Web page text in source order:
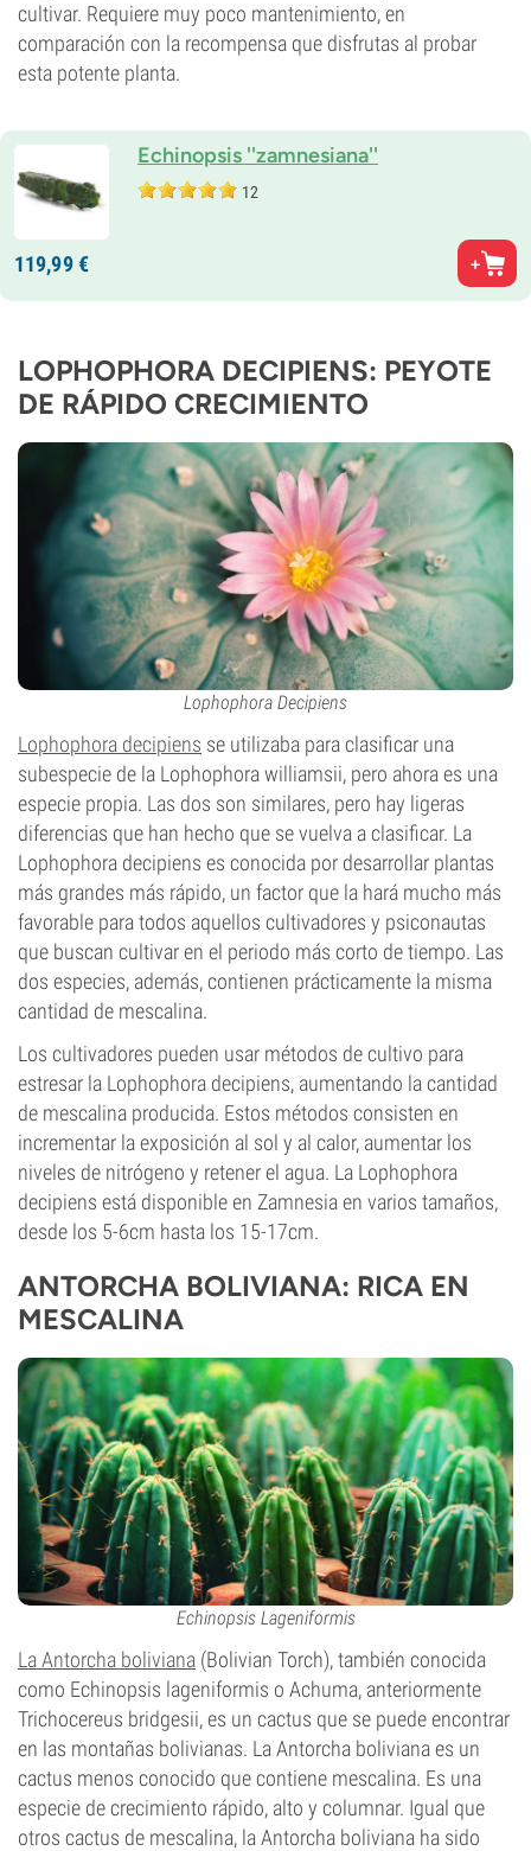
cultivar. Requiere muy poco mantenimiento, en
comparación con la recompensa que disfrutas al probar
esta potente planta.
Echinopsis ''zamnesiana''
12
119,99€
LOPHOPHORA DECIPIENS: PEYOTE
DE RÁPIDO CRECIMIENTO
Lophophora Decipiens
Lophophora decipiens se utilizaba para clasificar una
subespecie de la Lophophora williamsii, pero ahora es una
especie propia. Las dos son similares, pero hay ligeras
diferencias que han hecho que se vuelva a clasificar. La
Lophophora decipiens es conocida por desarrollar plantas
más grandes más rápido, un factor que la hará mucho más
favorable para todos aquellos cultivadores y psiconautas
que buscan cultivar en el periodo más corto de tiempo. Las
dos especies, además, contienen prácticamente la misma
cantidad de mescalina.
Los cultivadores pueden usar métodos de cultivo para
estresar la Lophophora decipiens, aumentando la cantidad
de mescalina producida. Estos métodos consisten en
incrementar la exposición al sol y al calor, aumentar los
niveles de nitrógeno y retener el agua. La Lophophora
decipiens está disponible en Zamnesia en varios tamaños,
desde los 5-6cm hasta los 15-17cm.
ANTORCHA BOLIVIANA: RICA EN
MESCALINA
Echinopsis Lageniformis
La Antorcha boliviana (Bolivian Torch), también conocida
como Echinopsis lageniformis o Achuma, anteriormente
Trichocereus bridgesii, es un cactus que se puede encontrar
en las montañas bolivianas. La Antorcha boliviana es un
cactus menos conocido que contiene mescalina. Es una
especie de crecimiento rápido, alto y columnar. Igual que
otros cactus de mescalina, la Antorcha boliviana ha sido